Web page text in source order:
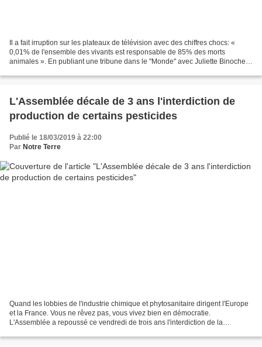
Il a fait irruption sur les plateaux de télévision avec des chiffres chocs: «
0,01% de l'ensemble des vivants est responsable de 85% des morts
animales ». En publiant une tribune dans le "Monde" avec Juliette Binoche,
L'Assemblée décale de 3 ans l'interdiction de
production de certains pesticides
Publié le 18/03/2019 à 22:00
Par Notre Terre
Quand les lobbies de l'industrie chimique et phytosanitaire dirigent l'Europe
et la France. Vous ne rêvez pas, vous vivez bien en démocratie.
L'Assemblée a repoussé ce vendredi de trois ans l'interdiction de la